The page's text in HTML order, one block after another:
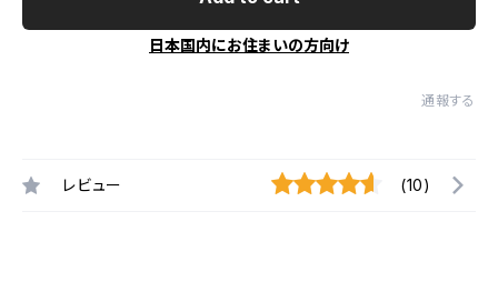
日本国内にお住まいの方向け
通報する
レビュー (10)